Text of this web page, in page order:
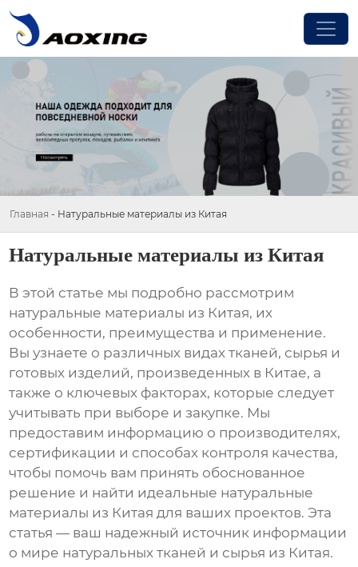
Главная - Натуральные материалы из Китая
Натуральные материалы из Китая
В этой статье мы подробно рассмотрим
натуральные материалы из Китая, их
особенности, преимущества и применение.
Вы узнаете о различных видах тканей, сырья и
готовых изделий, произведенных в Китае, а
также о ключевых факторах, которые следует
учитывать при выборе и закупке. Мы
предоставим информацию о производителях,
сертификации и способах контроля качества,
чтобы помочь вам принять обоснованное
решение и найти идеальные натуральные
материалы из Китая для ваших проектов. Эта
статья — ваш надежный источник информации
о мире натуральных тканей и сырья из Китая.